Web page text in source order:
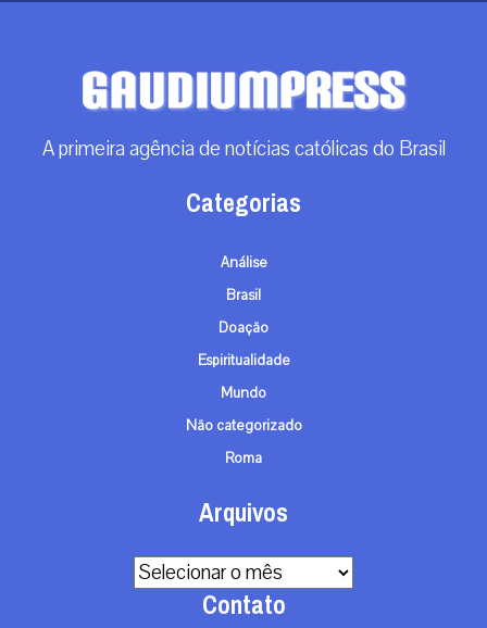
A primeira agência de notícias católicas do Brasil
Categorias
Análise
Brasil
Doação
Espiritualidade
Mundo
Não categorizado
Roma
Arquivos
Arquivos
Contato